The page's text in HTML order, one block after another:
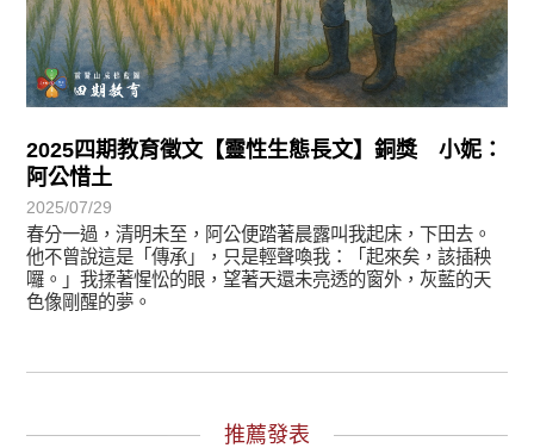
2025四期教育徵文【靈性生態長文】銅獎 小妮：
阿公惜土
2025/07/29
春分一過，清明未至，阿公便踏著晨露叫我起床，下田去。
他不曾說這是「傳承」，只是輕聲喚我：「起來矣，該插秧
囉。」我揉著惺忪的眼，望著天還未亮透的窗外，灰藍的天
色像剛醒的夢。
推薦發表